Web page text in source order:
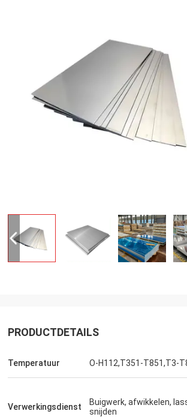
te kopen.
PRODUCTDETAILS
Temperatuur O-H112,T351-T851,T3-
Verwerkingsdienst
Buigwerk, afwikkelen,
snijden